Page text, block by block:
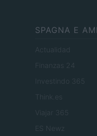
SPAGNA E
Actualidad
Finanzas 24
Investindo 365
Think.es
Viajar 365
ES Newz